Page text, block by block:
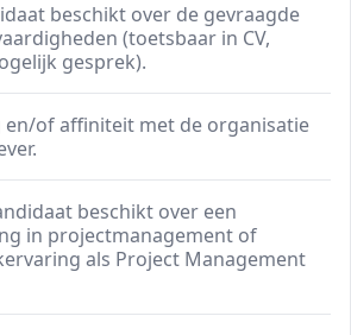
beschikt over de gevraagde
(toetsbaar in CV,
gesprek).
en/of affiniteit met de organisatie
beschikt over een
in projectmanagement of
als Project Management